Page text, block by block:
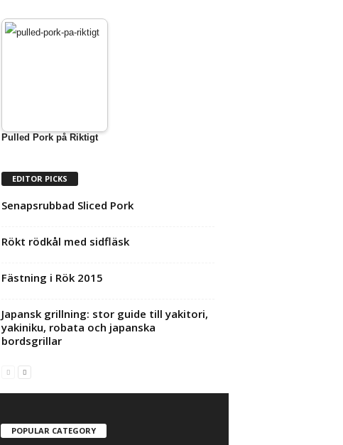
Pulled Pork på Riktigt
EDITOR PICKS
Senapsrubbad Sliced Pork
Rökt rödkål med sidfläsk
Fästning i Rök 2015
Japansk grillning: stor guide till yakitori,
yakiniku, robata och japanska
bordsgrillar
POPULAR CATEGORY